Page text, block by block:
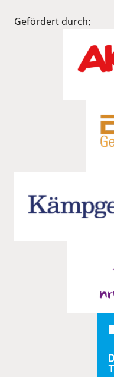
Gefördert durch: